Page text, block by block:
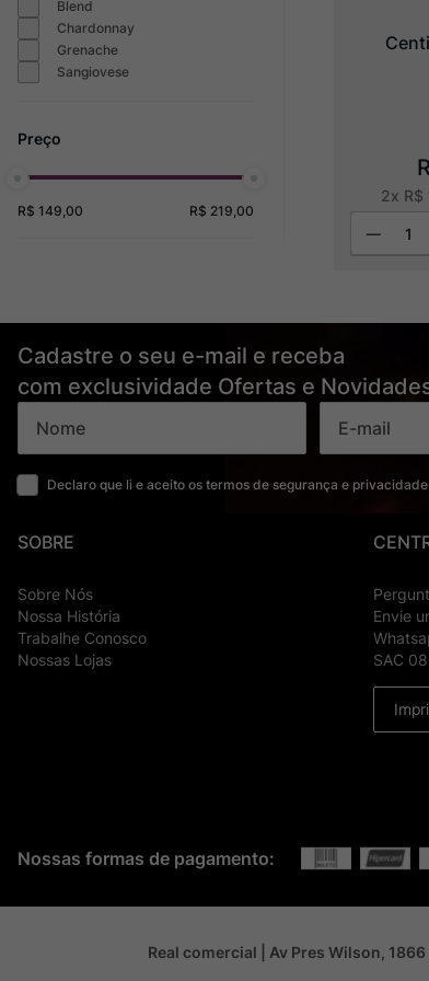
Blend
Chardonnay
Grenache
Sangiovese
R$ 149,00 R$ 219,00
2x R$
Cadastre o seu e-mail e receba
com exclusividade Ofertas e
Declaro que li e aceito os termos de segurança e privacidade
SOBRE
Sobre Nós
Nossa História
Trabalhe Conosco
Nossas Lojas
Envie
SAC
Nossas formas de pagamento:
Real comercial | Av Pres Wilson,